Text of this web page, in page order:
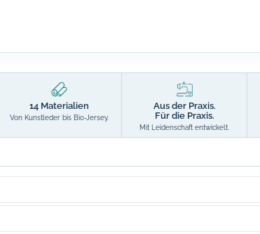
14 Materialien
Von Kunstleder bis Bio-Jersey.
Aus der Praxis.
Für die Praxis.
Mit Leidenschaft entwickelt.